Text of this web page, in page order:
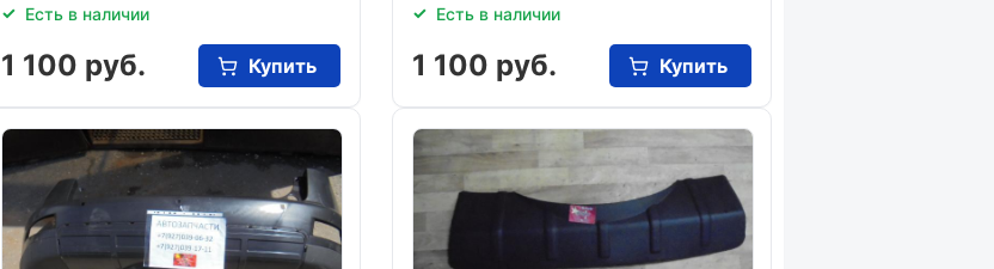
Есть в наличии
1 100 руб. Купить
Есть в наличии
1 100 руб. Купить